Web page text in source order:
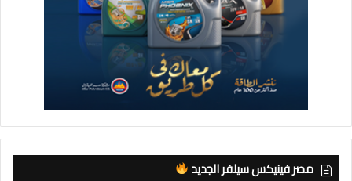
مصر فينيكس سيلفر الجديد